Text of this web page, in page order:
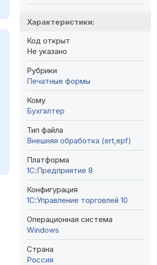
Характеристики:
Код открыт
Не указано
Рубрики
Печатные формы
Кому
Бухгалтер
Тип файла
Внешняя обработка (ert,epf)
Платформа
1С:Предприятие 8
Конфигурация
1С:Управление торговлей 10
Операционная система
Windows
Страна
Россия